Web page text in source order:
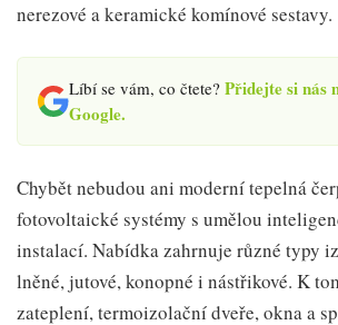
nerezové a keramické komínové sestavy.
Líbí se vám, co čtete? Přidejte si nás
Google.
Chybět nebudou ani moderní tepelná
fotovoltaické systémy s umělou
instalací. Nabídka zahrnuje různé typy
lněné, jutové, konopné i nástřikové. K
zateplení, termoizolační dveře, okna a